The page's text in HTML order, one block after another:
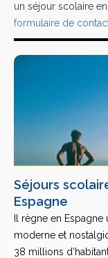
un séjour scolaire
formulaire de
Séjours
Espagne
Il règne en
moderne et
38 millions